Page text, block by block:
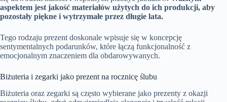
aspektem jest jakość materiałów użytych do ich produkcji, aby
pozostały piękne i wytrzymałe przez długie lata.
Tego rodzaju prezent doskonale wpisuje się w koncepcję
sentymentalnych podarunków, które łączą funkcjonalność z
emocjonalnym znaczeniem dla obdarowywanych.
Biżuteria i zegarki jako prezent na rocznicę ślubu
Biżuteria oraz zegarki są często wybierane jako prezenty z okazji